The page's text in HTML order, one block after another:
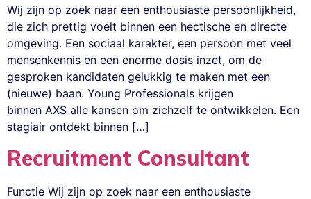
Wij zijn op zoek naar een enthousiaste persoonlijkheid,
die zich prettig voelt binnen een hectische en directe
omgeving. Een sociaal karakter, een persoon met veel
mensenkennis en een enorme dosis inzet, om de
gesproken kandidaten gelukkig te maken met een
(nieuwe) baan. Young Professionals krijgen
binnen AXS alle kansen om zichzelf te ontwikkelen. Een
stagiair ontdekt binnen […]
Recruitment Consultant
Functie Wij zijn op zoek naar een enthousiaste